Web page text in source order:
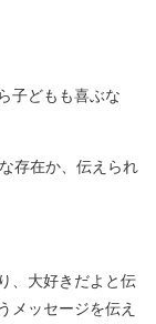
子どもも喜ぶな
存在か、伝えられ
、大好きだよと伝
メッセージを伝え